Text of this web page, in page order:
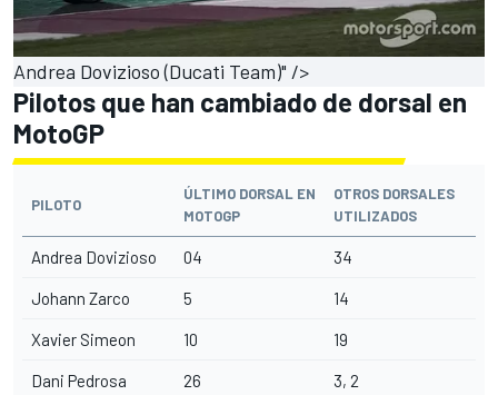
Andrea Dovizioso (Ducati Team)" />
Pilotos que han cambiado de dorsal en
MotoGP
PILOTO
ÚLTIMO DORSAL EN
MOTOGP
OTROS DORSALES
UTILIZADOS
Andrea Dovizioso 04 34
Johann Zarco 5 14
Xavier Simeon 10 19
Dani Pedrosa 26 3, 2